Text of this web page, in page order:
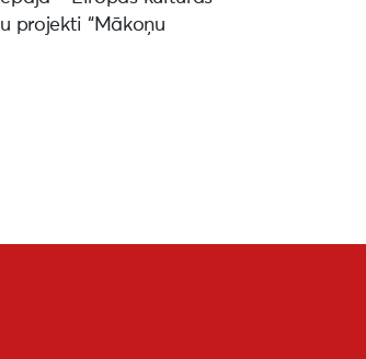
projekti “Mākoņu